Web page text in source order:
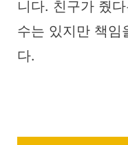
니다. 친구가 줬
수는 있지만 책임
다.